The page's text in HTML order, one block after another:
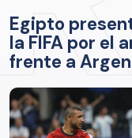
Egipto
la FIFA por el
frente a